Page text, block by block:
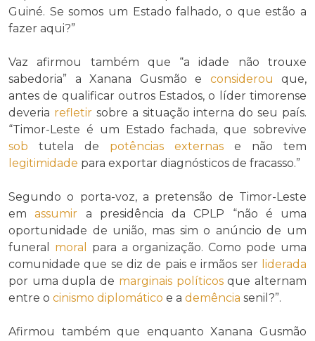
Guiné. Se somos um Estado falhado, o que estão a
fazer aqui?”
Vaz afirmou também que “a idade não trouxe
sabedoria” a Xanana Gusmão e considerou que,
antes de qualificar outros Estados, o líder timorense
deveria refletirsobre a situação interna do seu país.
“Timor-Leste é um Estado fachada, que sobrevive
sob tutela de potências externas e não tem
legitimidade para exportar diagnósticos de fracasso.”
Segundo o porta-voz, a pretensão de Timor-Leste
emassumir a presidência da CPLP “não é uma
oportunidade de união, mas sim o anúncio de um
funeral moral
para a organização. Como pode uma
comunidade que se diz de pais e irmãos ser liderada
por uma dupla de marginais políticosque alternam
entre o cinismo diplomático e a demência senil?”.
Afirmou também que enquanto Xanana Gusmão